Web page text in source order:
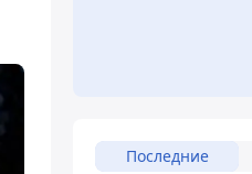
Последние